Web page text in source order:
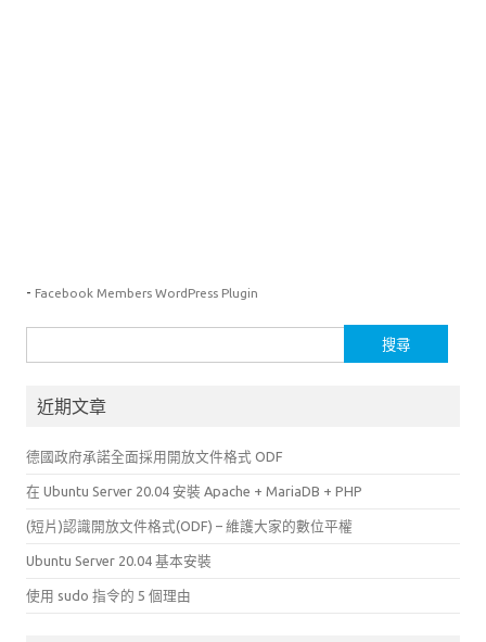
- Facebook Members WordPress Plugin
尋
鍵近期文章
德國政府承諾全面採用開放文件格式 ODF
在 Ubuntu Server 20.04 安裝 Apache + MariaDB + PHP
(短片)認識開放文件格式(ODF) – 維護大家的數位平權
Ubuntu Server 20.04 基本安裝
使用 sudo 指令的 5 個理由